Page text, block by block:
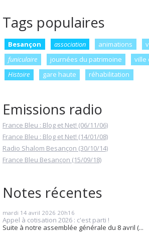
Tags populaires
Besançon association animations
funiculaire
journées du patrimoine
ville
Histoire
gare haute réhabilitation
Emissions radio
France Bleu : Blog et Net! (06/11/06)
France Bleu : Blog et Net! (14/01/08)
Radio Shalom Besançon (30/10/14)
France Bleu Besançon (15/09/18)
Notes récentes
mardi 14 avril 2026 20h16
Appel à cotisation 2026 : c'est parti !
Suite à notre assemblée générale du 8 avril (...